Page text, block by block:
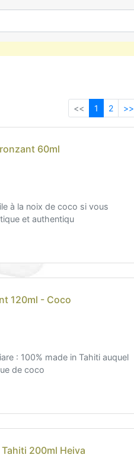
<< 1 2 >>
60ml
à la noix de coco si vous
et authentiqu
120ml - Coco
: 100% made in Tahiti auquel
de coco
200ml Heiva